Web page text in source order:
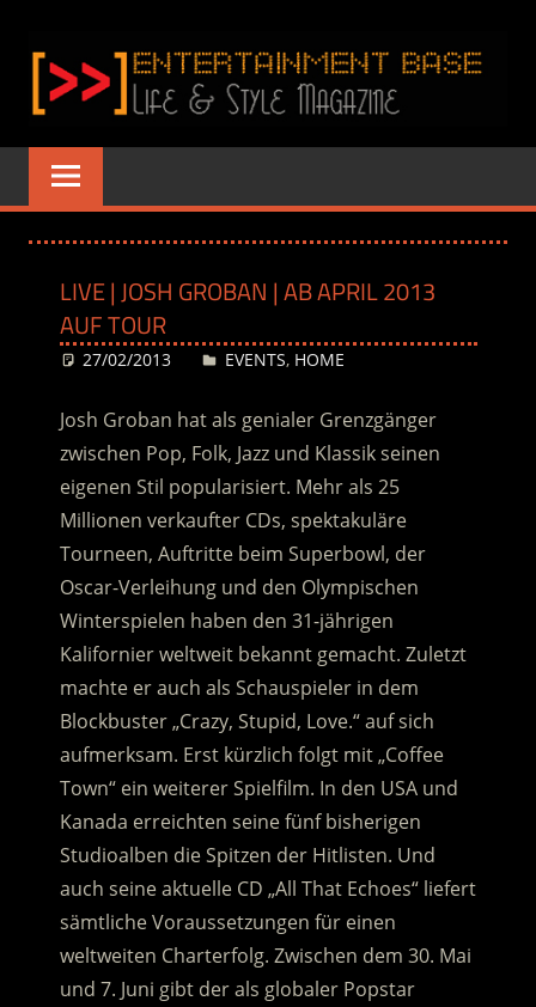
Inhalt
springen
BASE
–
LIFE
&
STYLE
MAGAZINE
www.entertainment-
Base.de
LIVE | JOSH GROBAN | AB APRIL 2013
AUF TOUR
27/02/2013 Desiree
EVENTS, HOME
Josh Groban hat als genialer Grenzgänger
zwischen Pop, Folk, Jazz und Klassik seinen
eigenen Stil popularisiert. Mehr als 25
Millionen verkaufter CDs, spektakuläre
Tourneen, Auftritte beim Superbowl, der
Oscar-Verleihung und den Olympischen
Winterspielen haben den 31-jährigen
Kalifornier weltweit bekannt gemacht. Zuletzt
machte er auch als Schauspieler in dem
Blockbuster „Crazy, Stupid, Love.“ auf sich
aufmerksam. Erst kürzlich folgt mit „Coffee
Town“ ein weiterer Spielfilm. In den USA und
Kanada erreichten seine fünf bisherigen
Studioalben die Spitzen der Hitlisten. Und
auch seine aktuelle CD „All That Echoes“ liefert
sämtliche Voraussetzungen für einen
weltweiten Charterfolg. Zwischen dem 30. Mai
und 7. Juni gibt der als globaler Popstar